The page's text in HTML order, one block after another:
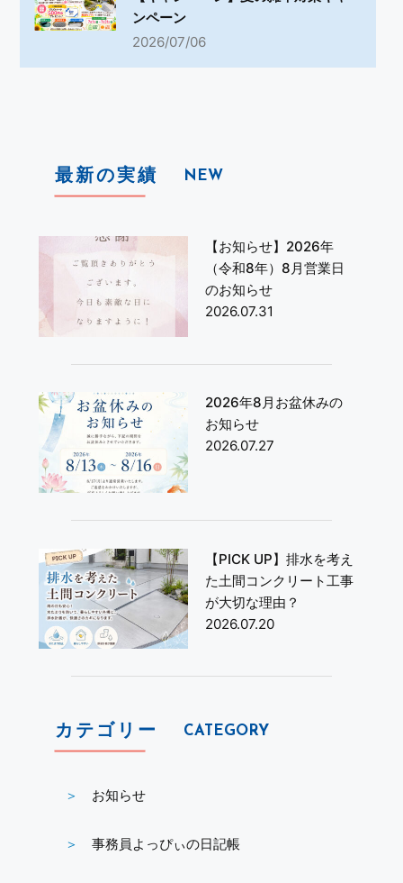
ンペーン
2026/07/06
最新の実績 NEW
【お知らせ】2026年
（令和8年）8月営業日
のお知らせ
2026.07.31
2026年8月お盆休みの
お知らせ
2026.07.27
【PICK UP】排水を考え
た土間コンクリート工事
が大切な理由？
2026.07.20
カテゴリー CATEGORY
お知らせ
事務員よっぴぃの日記帳